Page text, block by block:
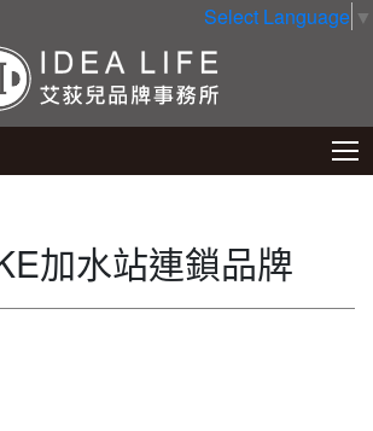
Select Language ▼
加水站連鎖品牌